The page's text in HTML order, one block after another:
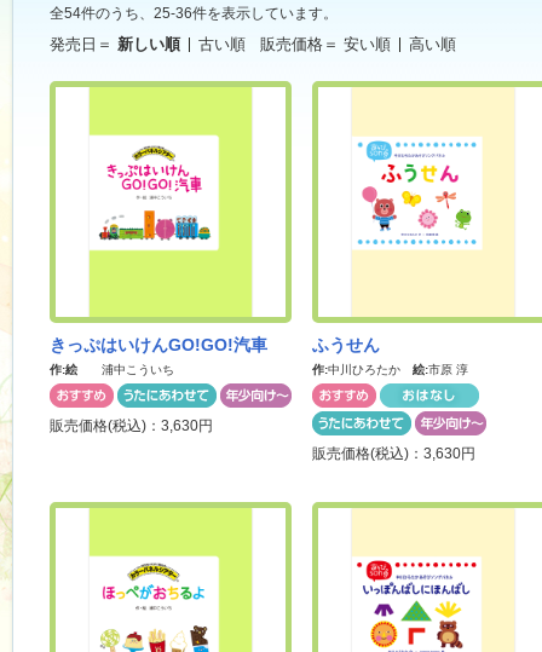
全54件のうち、25-36件を表示しています。
発売日＝ 新しい順 古い順 販売価格＝ 安い順 高い順
きっぷはいけんGO!GO!汽車
作:絵 浦中こういち
販売価格(税込)：3,630円
ふうせん
作:中川ひろたか 絵:市原 淳
販売価格(税込)：3,630円